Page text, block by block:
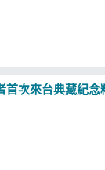
首次來台典藏紀念